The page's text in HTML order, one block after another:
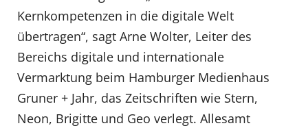
Kernkompetenzen in die digitale Welt
übertragen“, sagt Arne Wolter, Leiter des
Bereichs digitale und internationale
Vermarktung beim Hamburger Medienhaus
Gruner + Jahr, das Zeitschriften wie Stern,
Neon, Brigitte und Geo verlegt. Allesamt